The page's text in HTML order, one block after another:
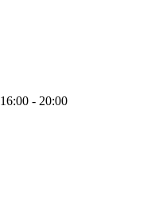
16:00 - 20:00